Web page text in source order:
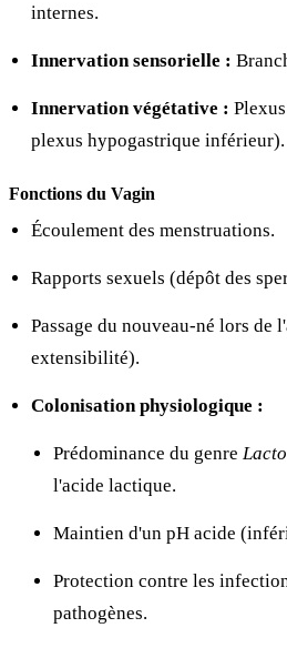
internes.
Innervation sensorielle :
Innervation végétative :
plexus hypogastrique inférieur).
Fonctions du Vagin
Écoulement des menstruations.
Rapports sexuels (dépôt des
Passage du nouveau-né lors de
extensibilité).
Colonisation physiologique :
Prédominance du genre
l'acide lactique.
Maintien d'un pH acide
Protection contre les
pathogènes.